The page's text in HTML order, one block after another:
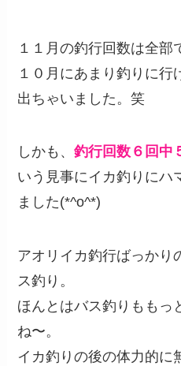
１１月の釣行回数は全部
１０月にあまり釣りに
出ちゃいました。笑
しかも、釣行回数６回中
いう見事にイカ釣りにハ
ました(*^o^*)
アオリイカ釣行ばっかり
ス釣り。
ほんとはバス釣りももっ
ね〜。
イカ釣りの後の体力的に